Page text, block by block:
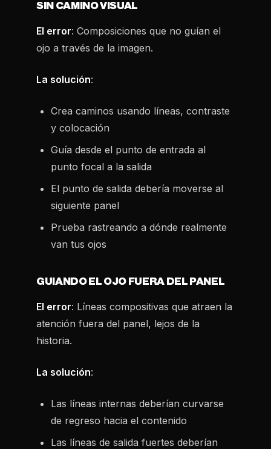
SIN CAMINO VISUAL
El error: Composiciones que no guían el
ojo a través de la imagen.
La solución:
Crea caminos usando líneas, contraste
y colocación
Guía desde el punto de entrada al
punto focal a la salida
El punto de salida debería moverse al
siguiente panel
Prueba rastreando a dónde realmente
van tus ojos
GUIANDO EL OJO FUERA DEL PANEL
El error: Líneas compositivas que atraen la
atención fuera del panel, lejos de la
historia.
La solución:
Las líneas internas deberían curvarse
de regreso hacia el contenido
Las líneas de salida fuertes deberían